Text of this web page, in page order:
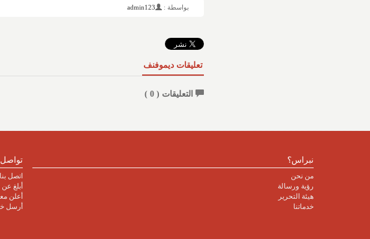
بواسطة : admin123
تعليقات ديموفنف
التعليقات (0
)
نبراس؟
من نحن
رؤية ورسالة
هيئة التحرير
خدماتنا
تواصل
اتصل بنا
أبلغ
أعلن
أرسل